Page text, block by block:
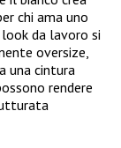
chi ama uno
da lavoro si
oversize,
una cintura
rendere